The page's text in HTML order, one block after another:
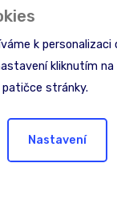
k
kliknutím
patičce stránky.
Nastavení